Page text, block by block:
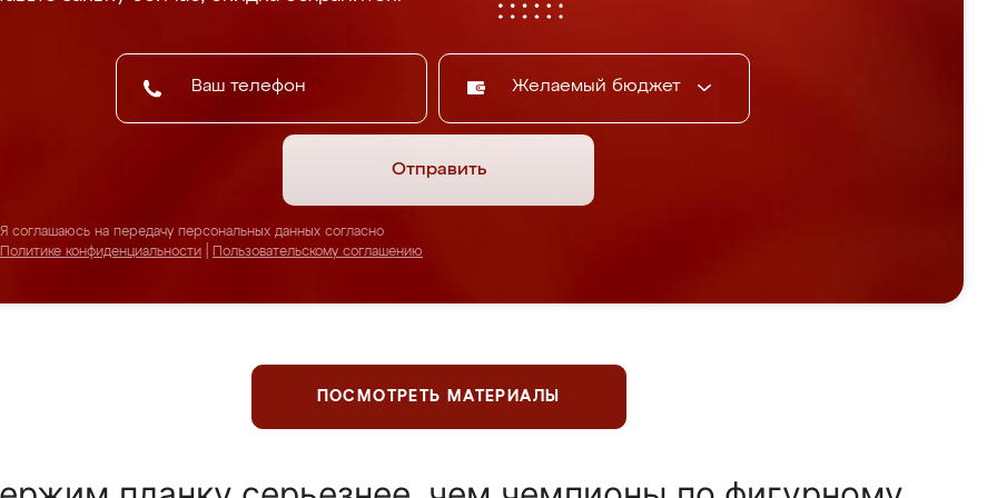
Желаемый бюджет
Отправить
Я соглашаюсь на передачу персональных данных согласно
Политике конфиденциальности
Пользовательскому соглашению
ПОСМОТРЕТЬ МАТЕРИАЛЫ